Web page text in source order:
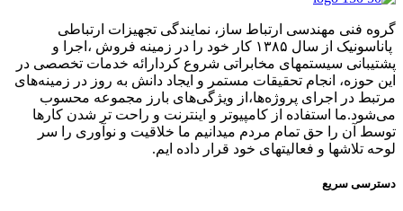
گروه فنی مهندسی ارتباط ساز، نمایندگی تجهیزات ارتباطی
پاناسونیک از سال ۱۳۸۵ کار خود را در زمینه فروش ،اجرا و
پشتیبانی سیستمهای مخابراتی شروع کردارائه خدمات تخصصی در
این حوزه، انجام تحقیقات مستمر و ایجاد دانش به‌ روز در زمینه‌های
مرتبط در اجرای پروژه‌ها،از ویژگی‌های بارز مجموعه محسوب
می‌شود.ما استفاده از کامپیوتر و اینترنت و راحت تر شدن کارها
توسط آن را حق تمام مردم میدانیم ما خلاقیت و نوآوری را سر
لوحه تلاشها و فعالیتهای خود قرار داده ایم.
دسترسی سریع